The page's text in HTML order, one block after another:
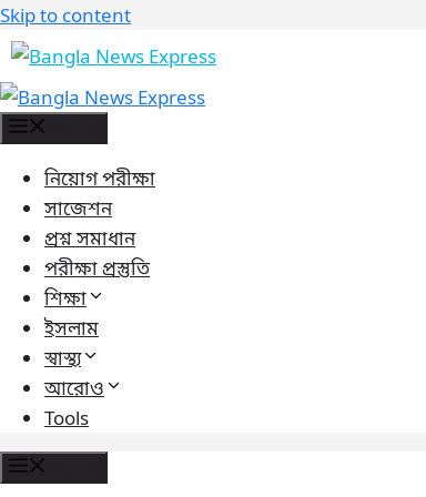
Skip to content
নিয়োগ পরীক্ষা
সাজেশন
প্রশ্ন সমাধান
পরীক্ষা প্রস্তুতি
শিক্ষা
ইসলাম
স্বাস্থ্য
আরোও
Tools